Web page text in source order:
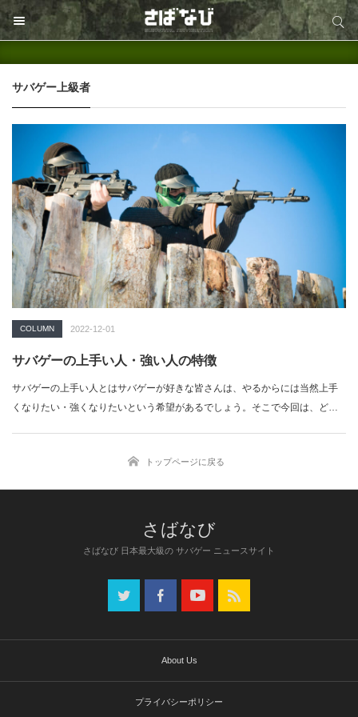
サイト内検索
サバゲー上級者
COLUMN 2022-12-01
サバゲーの上手い人・強い人の特徴
サバゲーの上手い人とはサバゲーが好きな皆さんは、やるからには当然上手
くなりたい・強くなりたいという希望があるでしょう。そこで今回は、どう
トップページに戻る
さばなび 日本最大級の サバゲー ニュースサイト
About Us
プライバシーポリシー
サイト内検索